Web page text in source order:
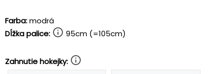
Farba:modrá
Dĺžka palice:
95cm (=105cm)
Zahnutie hokejky: